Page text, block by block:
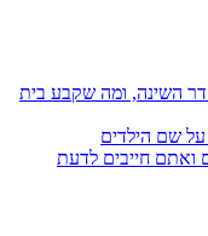
השינה, ומה שקבע בית
שם הילדים
ואתם חייבים לדעת